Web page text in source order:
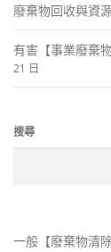
廢棄物回收與資
有害【事業廢棄
21 日
搜尋
一般【廢棄物清